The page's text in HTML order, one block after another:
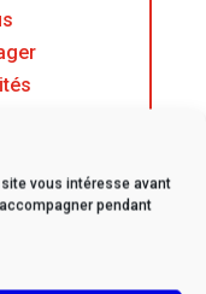
vous intéresse avant
pendant